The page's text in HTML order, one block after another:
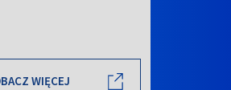
WIĘCEJ